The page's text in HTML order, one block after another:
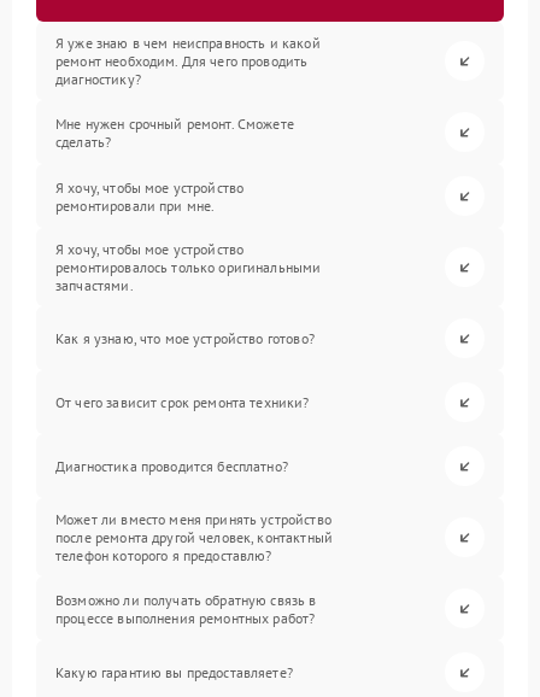
Я уже знаю в чем неисправность и какой
ремонт необходим. Для чего проводить
диагностику?
Мне нужен срочный ремонт. Сможете
сделать?
Я хочу, чтобы мое устройство
ремонтировали при мне.
Я хочу, чтобы мое устройство
ремонтировалось только оригинальными
запчастями.
Как я узнаю, что мое устройство готово?
От чего зависит срок ремонта техники?
Диагностика проводится бесплатно?
Может ли вместо меня принять устройство
после ремонта другой человек, контактный
телефон которого я предоставлю?
Возможно ли получать обратную связь в
процессе выполнения ремонтных работ?
Какую гарантию вы предоставляете?